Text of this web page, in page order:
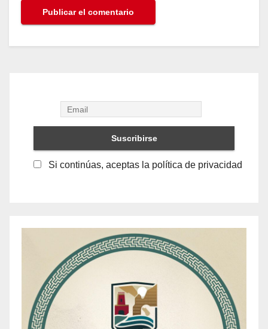
Si continúas, aceptas la política de privacidad